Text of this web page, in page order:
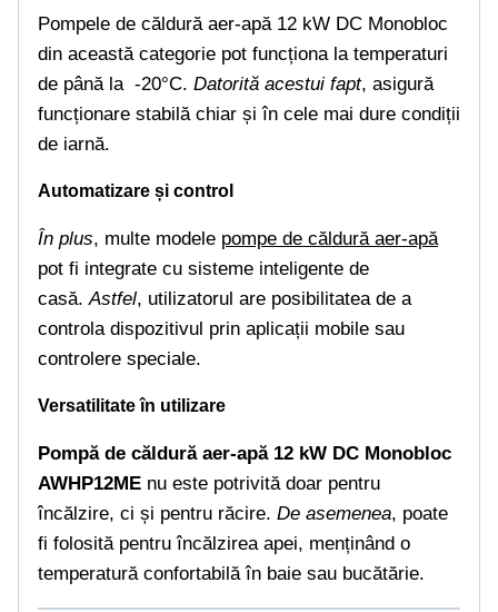
Pompele de căldură aer-apă 12 kW DC Monobloc
din această categorie pot funcționa la temperaturi
de până la -20°C. Datorită acestui fapt, asigură
funcționare stabilă chiar și în cele mai dure condiții
de iarnă.
Automatizare și control
În plus, multe modele pompe de căldură aer-apă
pot fi integrate cu sisteme inteligente de
casă.Astfel, utilizatorul are posibilitatea de a
controla dispozitivul prin aplicații mobile sau
controlere speciale.
Versatilitate în utilizare
Pompă de căldură aer-apă 12 kW DC Monobloc
AWHP12ME nu este potrivită doar pentru
încălzire, ci și pentru răcire. De asemenea, poate
fi folosită pentru încălzirea apei, menținând o
temperatură confortabilă în baie sau bucătărie.